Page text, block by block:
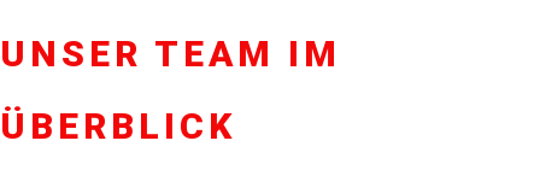
UNSER TEAM IM
ÜBERBLICK